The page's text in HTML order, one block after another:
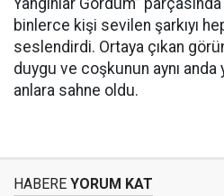
Yangınlar Gördüm”
binlerce kişi sevilen şarkıyı
seslendirdi. Ortaya çıkan
duygu ve coşkunun aynı anda
anlara sahne oldu.
HABERE YORUM KAT